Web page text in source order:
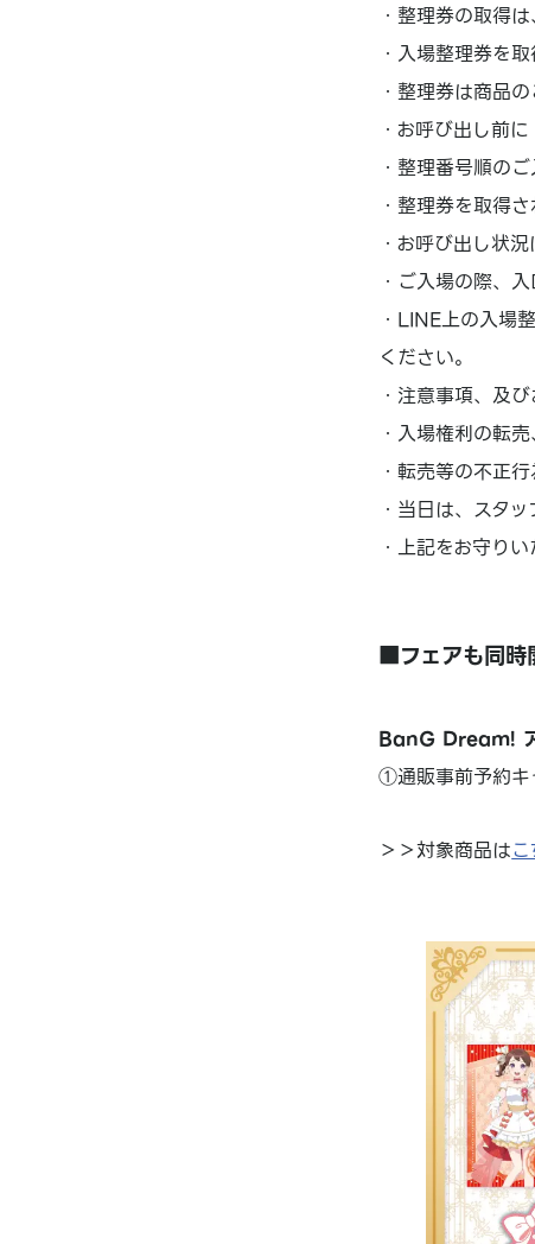
・整理券の取得
・入場整理券を
・整理券は商品
・お呼び出し前
・整理番号順の
・整理券を取得
・お呼び出し状
・ご入場の際、
・LINE上の入場
ください。
・注意事項、及
・入場権利の転
・転売等の不正
・当日は、スタ
・上記をお守り
■フェアも同時
BanG Dream!
①通販事前予約キ
＞＞対象商品は